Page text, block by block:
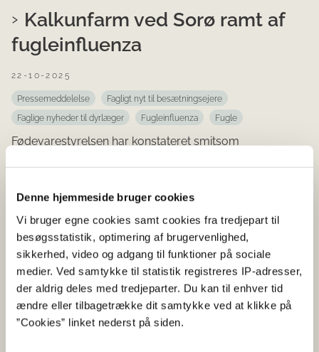
Denne hjemmeside bruger cookies
Vi bruger egne cookies samt cookies fra tredjepart til
besøgsstatistik, optimering af brugervenlighed,
sikkerhed, video og adgang til funktioner på sociale
medier. Ved samtykke til statistik registreres IP-adresser,
der aldrig deles med tredjeparter. Du kan til enhver tid
ændre eller tilbagetrække dit samtykke ved at klikke på
”Cookies” linket nederst på siden.
Kalkunfarm ved Sorø ramt af
fugleinfluenza
22-10-2025
Pressemeddelelse
Fagligt nyt til besætningsejere
Faglige nyheder til dyrlæger
Fugleinfluenza Fugle
Fødevarestyrelsen har konstateret smitsom
aflivet torsdag...
FUGLEINFLUENZA
Kalkunfarm ved Skælskør ramt